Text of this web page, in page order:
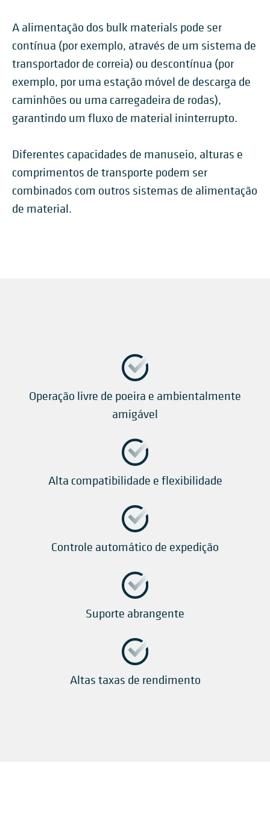
A alimentação dos bulk materials pode ser
contínua (por exemplo, através de um sistema de
transportador de correia) ou descontínua (por
exemplo, por uma estação móvel de descarga de
caminhões ou uma carregadeira de rodas),
garantindo um fluxo de material ininterrupto.
Diferentes capacidades de manuseio, alturas e
comprimentos de transporte podem ser
combinados com outros sistemas de alimentação
de material.
Operação livre de poeira e ambientalmente
amigável
Alta compatibilidade e flexibilidade
Controle automático de expedição
Suporte abrangente
Altas taxas de rendimento